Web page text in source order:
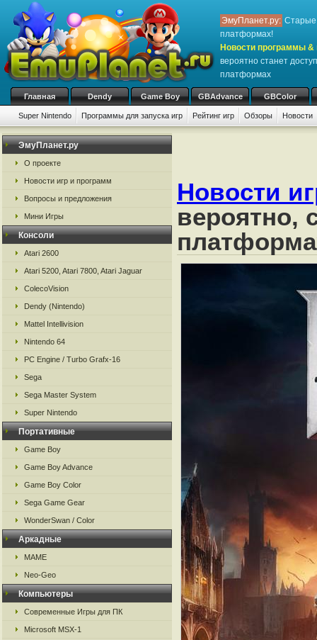
ЭмуПланет.ру: Старые
платформах!
Новости программы &
вероятно станет
платформах
Главная Dendy Game Boy GBAdvance GBColor
Super Nintendo Программы для запуска игр Рейтинг игр Обзоры Новости
Игры: # A B C D E F G H I
ЭмуПланет.ру
О проекте
Новости игр и программ
Вопросы и предложения
Мини Игры
Консоли
Atari 2600
Atari 5200, Atari 7800, Atari Jaguar
ColecoVision
Dendy (Nintendo)
Mattel Intellivision
Nintendo 64
PC Engine / Turbo Grafx-16
Sega
Sega Master System
Super Nintendo
Портативные
Game Boy
Game Boy Advance
Game Boy Color
Sega Game Gear
WonderSwan / Color
Аркадные
MAME
Neo-Geo
Компьютеры
Современные Игры для ПК
Microsoft MSX-1
Новости
вероятно,